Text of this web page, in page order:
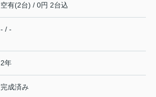
空有(2台) / 0円 2台込
- / -
2年
完成済み